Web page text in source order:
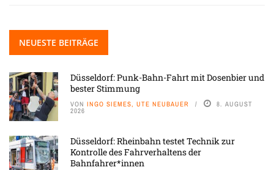
NEUESTE BEITRÄGE
Düsseldorf: Punk-Bahn-Fahrt mit Dosenbier und
bester Stimmung
VON INGO SIEMES, UTE NEUBAUER 8. AUGUST
2026
Düsseldorf: Rheinbahn testet Technik zur
Kontrolle des Fahrverhaltens der
Bahnfahrer*innen